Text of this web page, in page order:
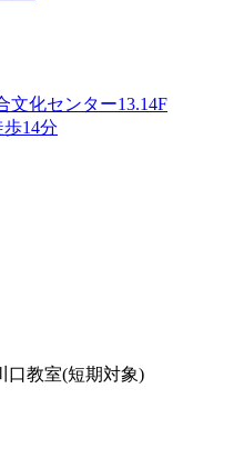
文化センター13.14F
14分
口教室(短期対象)